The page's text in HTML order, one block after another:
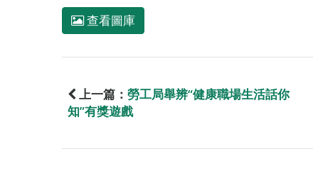
查看圖庫
上一篇： 勞工局舉辨“健康職場生活話你
知”有獎遊戲